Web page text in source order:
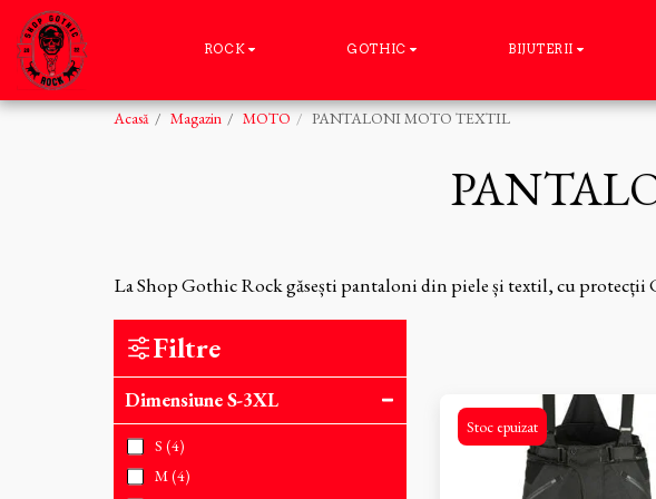
ROCK GOTHIC BIJUTERII
Acasă Magazin MOTO PANTALONI MOTO TEXTIL
La Shop Gothic Rock găsești pantaloni din piele și textil, cu
Filtre
Dimensiune S-3XL
S (4)
M(4)
Stoc epuizat